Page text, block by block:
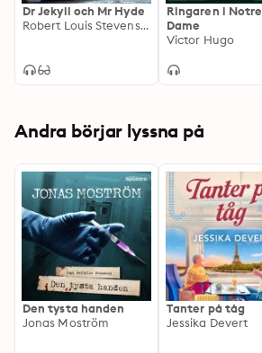
Dr Jekyll och Mr Hyde
Robert Louis Stevenson
Ringaren i Notre
Dame
Victor Hugo
Andra börjar lyssna på
Den tysta handen
Jonas Moström
Tanter på tåg
Jessika Devert